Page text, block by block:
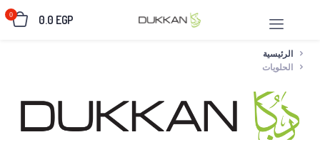
0.0 EGP
0
الرئيسية
الحلويات